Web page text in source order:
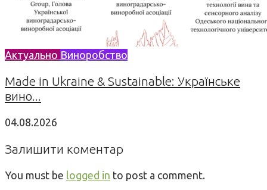
Актуально Виноробство
Made in Ukraine & Sustainable: Українське
вино...
04.08.2026
Залишити коментар
You must be logged in to post a comment.